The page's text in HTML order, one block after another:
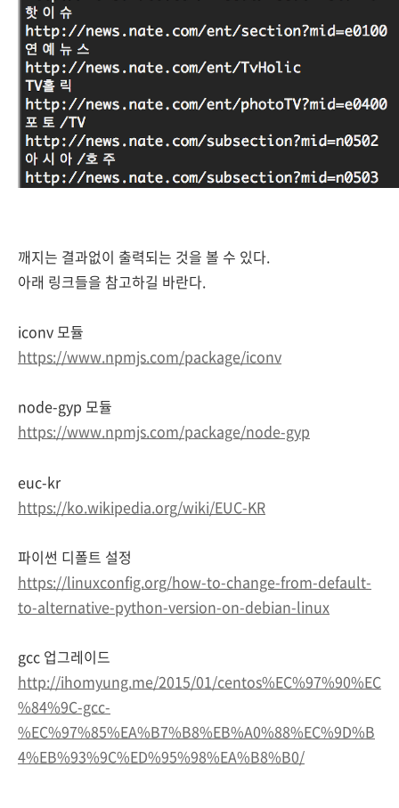
깨지는 결과없이 출력되는 것을 볼 수 있다.
아래 링크들을 참고하길 바란다.
iconv 모듈
https://www.npmjs.com/package/iconv
node-gyp 모듈
https://www.npmjs.com/package/node-gyp
euc-kr
https://ko.wikipedia.org/wiki/EUC-KR
파이썬 디폴트 설정
https://linuxconfig.org/how-to-change-from-default-
to-alternative-python-version-on-debian-linux
gcc 업그레이드
http://ihomyung.me/2015/01/centos%EC%97%90%EC
%84%9C-gcc-
%EC%97%85%EA%B7%B8%EB%A0%88%EC%9D%B
4%EB%93%9C%ED%95%98%EA%B8%B0/